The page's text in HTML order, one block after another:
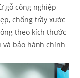
gỗ công nghiệp
chống trầy xước
theo kích thước
và bảo hành chính